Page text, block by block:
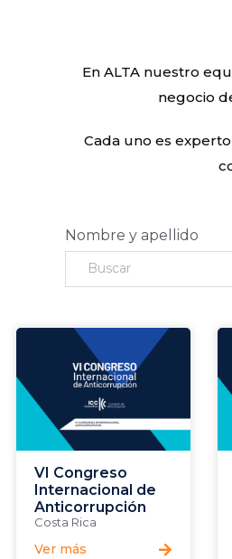
En ALTA nuestro
negocio
Cada uno es
Nombre y apellido
VI Congreso
Internacional de
Anticorrupción
Costa Rica
Ver más